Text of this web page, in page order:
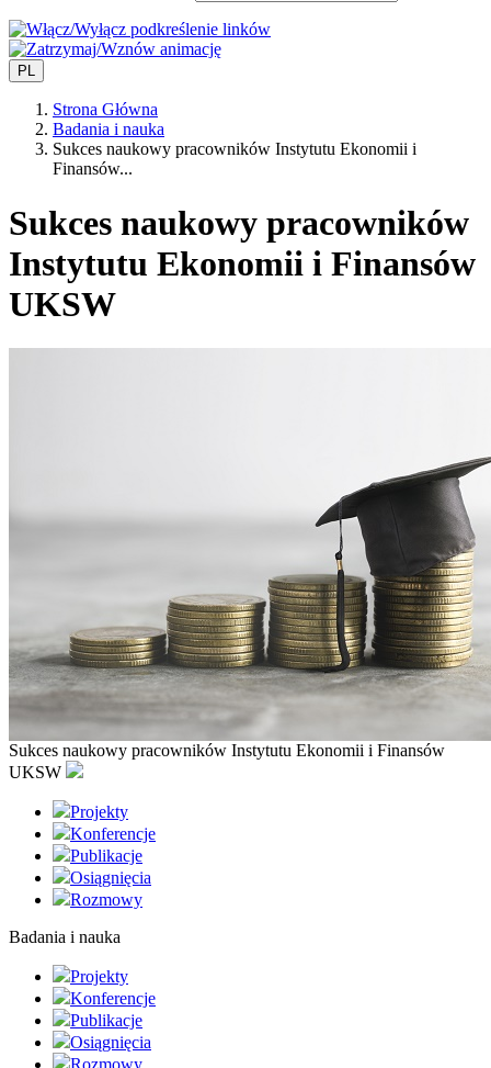
PL
Strona Główna
Badania i nauka
Sukces naukowy pracowników Instytutu Ekonomii i
Finansów...
Sukces naukowy pracowników
Instytutu Ekonomii i Finansów
UKSW
Sukces naukowy pracowników Instytutu Ekonomii i Finansów
UKSW
Projekty
Konferencje
Publikacje
Osiągnięcia
Rozmowy
Badania i nauka
Projekty
Konferencje
Publikacje
Osiągnięcia